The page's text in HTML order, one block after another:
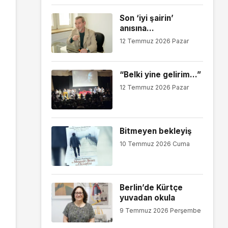
Son ‘iyi şairin’
anısına…
12 Temmuz 2026 Pazar
“Belki yine gelirim…”
12 Temmuz 2026 Pazar
Bitmeyen bekleyiş
10 Temmuz 2026 Cuma
Berlin’de Kürtçe
yuvadan okula
9 Temmuz 2026 Perşembe